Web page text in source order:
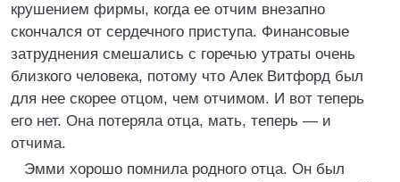
крушением фирмы, когда ее отчим внезапно
скончался от сердечного приступа. Финансовые
затруднения смешались с горечью утраты очень
близкого человека, потому что Алек Витфорд был
для нее скорее отцом, чем отчимом. И вот теперь
его нет. Она потеряла отца, мать, теперь — и
отчима.
Эмми хорошо помнила родного отца. Он был